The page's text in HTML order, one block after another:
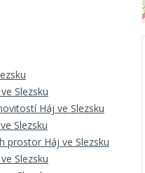
Slezsku
Háj ve Slezsku
Slezsku
prostor Háj ve Slezsku
Slezsku